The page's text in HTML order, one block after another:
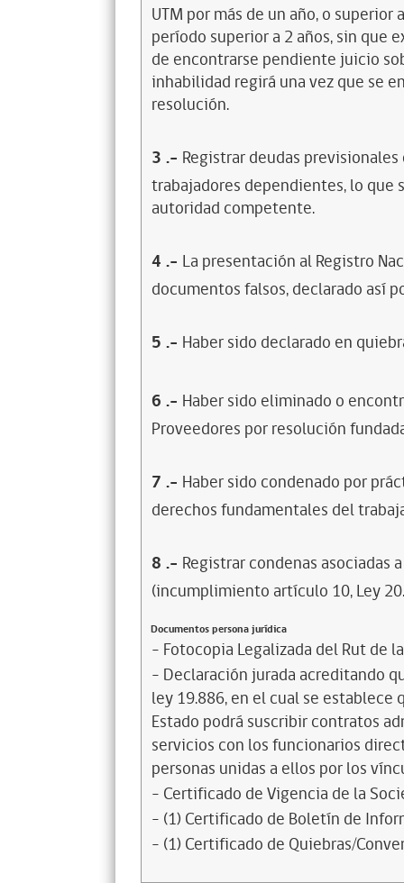
UTM por más de un año, o
período superior a 2 años, sin que
de encontrarse pendiente juicio
inhabilidad regirá una vez que se
resolución.
3 .- Registrar deudas
trabajadores dependientes, lo
autoridad competente.
4 .- La presentación al Registro
documentos falsos, declarado así
5 .- Haber sido declarado en
6 .- Haber sido eliminado o
Proveedores por resolución
7 .- Haber sido condenado por
derechos fundamentales del
8 .- Registrar condenas asociadas
(incumplimiento artículo 10, Ley
Documentos persona jurídica
- Fotocopia Legalizada del Rut de
- Declaración jurada acreditando
ley 19.886, en el cual se
Estado podrá suscribir contratos
servicios con los funcionarios
personas unidas a ellos por los
- Certificado de Vigencia de la
- (1) Certificado de Boletín de
- (1) Certificado de Quiebras/